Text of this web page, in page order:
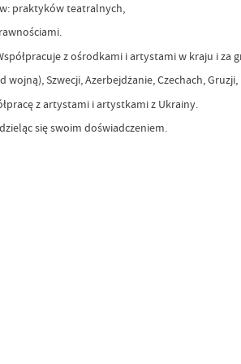
praktyków teatralnych,
z ośrodkami i artystami w kraju i za
wojną), Szwecji, Azerbejdżanie, Czechach, Gruzji,
z artystami i artystkami z Ukrainy.
się swoim doświadczeniem.